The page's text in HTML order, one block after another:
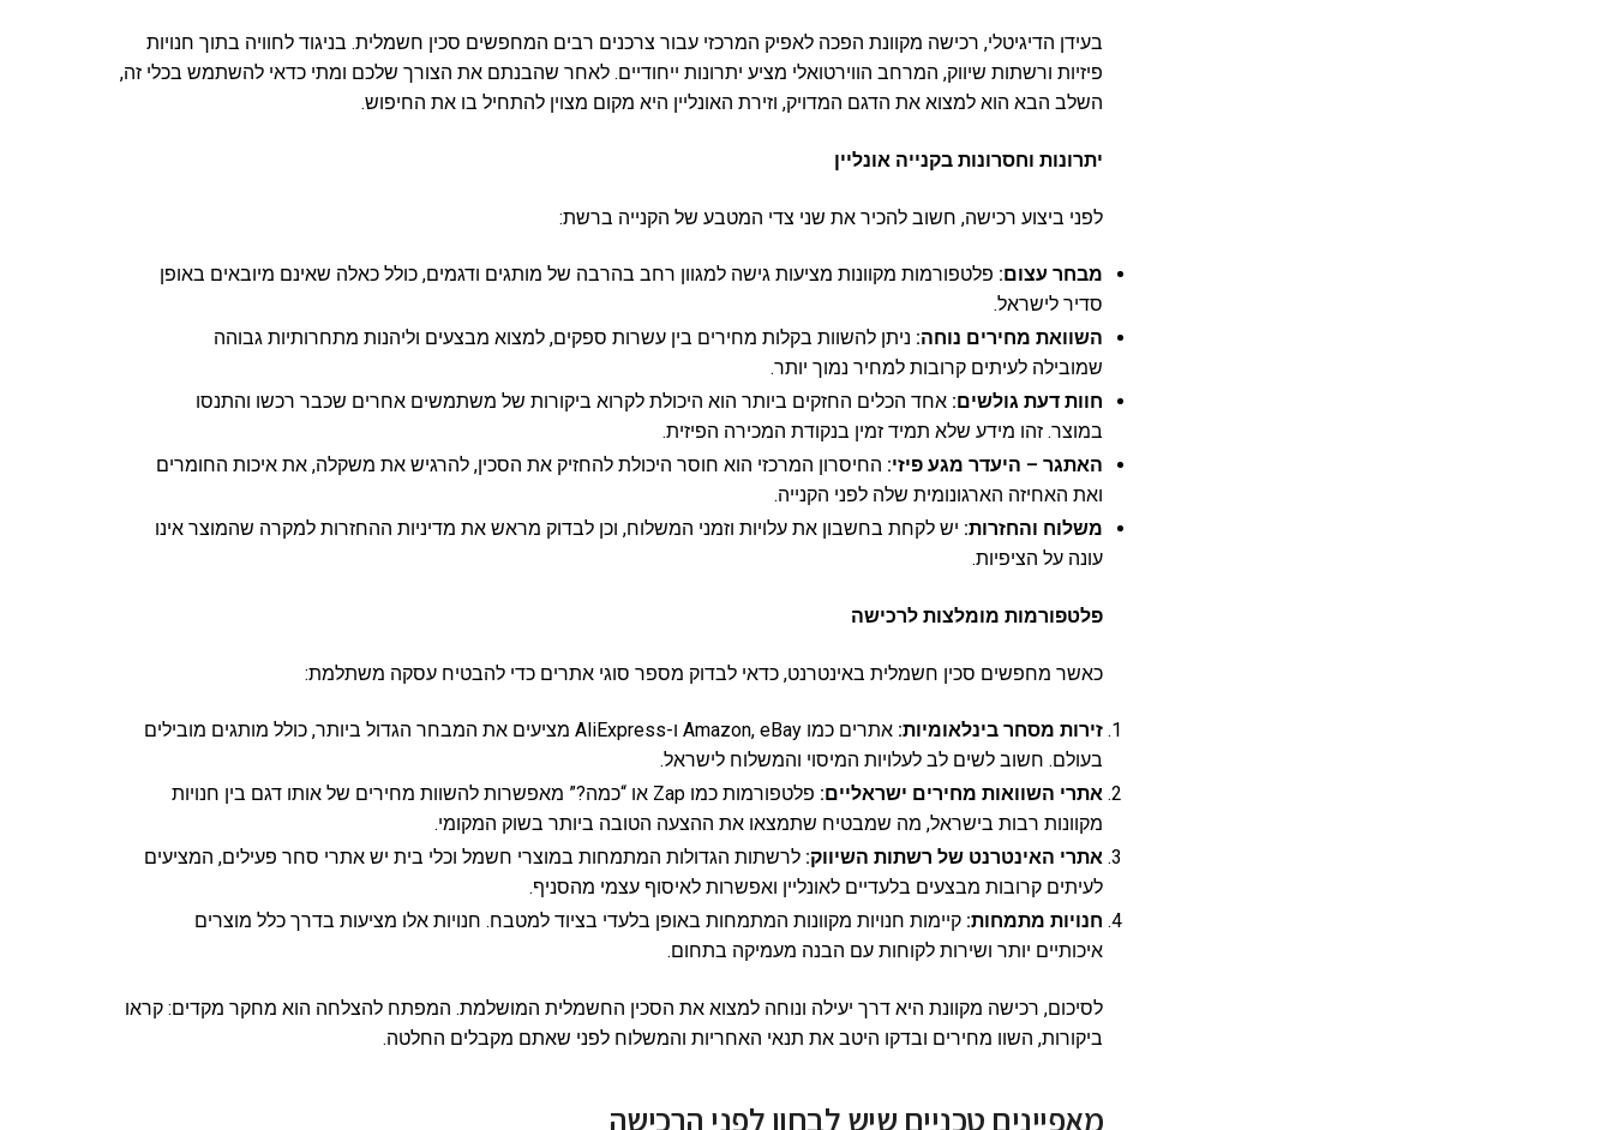
בעידן הדיגיטלי, רכישה מקוונת הפכה לאפיק המרכזי עבור צרכנים רבים המחפשים סכין חשמלית. בניגוד לחוויה בתוך חנויות
פיזיות ורשתות שיווק, המרחב הווירטואלי מציע יתרונות ייחודיים. לאחר שהבנתם את הצורך שלכם ומתי כדאי להשתמש בכלי זה,
השלב הבא הוא למצוא את הדגם המדויק, וזירת האונליין היא מקום מצוין להתחיל בו את החיפוש.
יתרונות וחסרונות בקנייה אונליין
לפני ביצוע רכישה, חשוב להכיר את שני צדי המטבע של הקנייה ברשת:
מבחר עצום: פלטפורמות מקוונות מציעות גישה למגוון רחב בהרבה של מותגים ודגמים, כולל כאלה שאינם מיובאים באופן
סדיר לישראל.
השוואת מחירים נוחה: ניתן להשוות בקלות מחירים בין עשרות ספקים, למצוא מבצעים וליהנות מתחרותיות גבוהה
שמובילה לעיתים קרובות למחיר נמוך יותר.
חוות דעת גולשים: אחד הכלים החזקים ביותר הוא היכולת לקרוא ביקורות של משתמשים אחרים שכבר רכשו והתנסו
במוצר. זהו מידע שלא תמיד זמין בנקודת המכירה הפיזית.
האתגר – היעדר מגע פיזי: החיסרון המרכזי הוא חוסר היכולת להחזיק את הסכין, להרגיש את משקלה, את איכות החומרים
ואת האחיזה הארגונומית שלה לפני הקנייה.
משלוח והחזרות: יש לקחת בחשבון את עלויות וזמני המשלוח, וכן לבדוק מראש את מדיניות ההחזרות למקרה שהמוצר אינו
עונה על הציפיות.
פלטפורמות מומלצות לרכישה
כאשר מחפשים סכין חשמלית באינטרנט, כדאי לבדוק מספר סוגי אתרים כדי להבטיח עסקה משתלמת:
זירות מסחר בינלאומיות:
אתרים כמו Amazon, eBay ו-AliExpress מציעים את המבחר הגדול ביותר, כולל מותגים מובילים
בעולם. חשוב לשים לב לעלויות המיסוי והמשלוח לישראל.
אתרי השוואות מחירים ישראליים:
פלטפורמות כמו Zap או “כמה?” מאפשרות להשוות מחירים של אותו דגם בין חנויות
מקוונות רבות בישראל, מה שמבטיח שתמצאו את ההצעה הטובה ביותר בשוק המקומי.
אתרי האינטרנט של רשתות השיווק: לרשתות הגדולות המתמחות במוצרי חשמל וכלי בית יש אתרי סחר פעילים, המציעים
לעיתים קרובות מבצעים בלעדיים לאונליין ואפשרות לאיסוף עצמי מהסניף.
חנויות מתמחות: קיימות חנויות מקוונות המתמחות באופן בלעדי בציוד למטבח. חנויות אלו מציעות בדרך כלל מוצרים
איכותיים יותר ושירות לקוחות עם הבנה מעמיקה בתחום.
לסיכום, רכישה מקוונת היא דרך יעילה ונוחה למצוא את הסכין החשמלית המושלמת. המפתח להצלחה הוא מחקר מקדים: קראו
ביקורות, השוו מחירים ובדקו היטב את תנאי האחריות והמשלוח לפני שאתם מקבלים החלטה.
מאפיינים טכניים שיש לבחון לפני הרכישה